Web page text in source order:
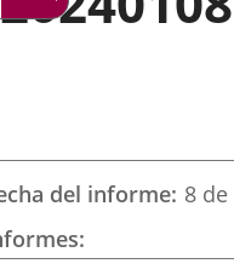
del informe 8